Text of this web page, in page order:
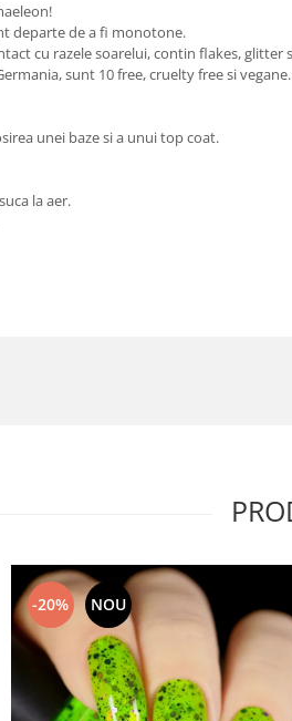
departe de a fi monotone.
cu razele soarelui, contin flakes,
sunt 10 free, cruelty free si vegane.
unei baze si a unui top coat.
la aer.
-20% NOU